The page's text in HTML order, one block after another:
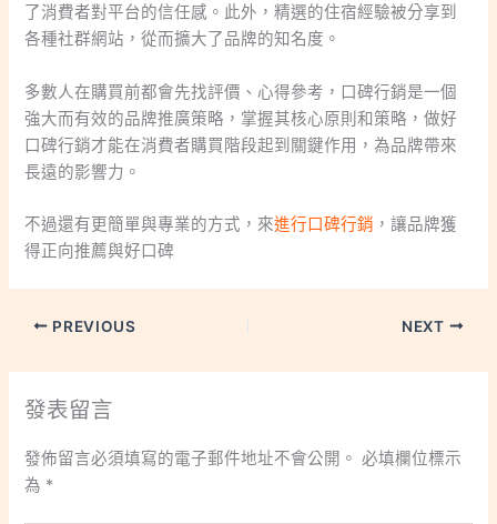
了消費者對平台的信任感。此外，精選的住宿經驗被分享到
各種社群網站，從而擴大了品牌的知名度。
多數人在購買前都會先找評價、心得參考，口碑行銷是一個
強大而有效的品牌推廣策略，掌握其核心原則和策略，做好
口碑行銷才能在消費者購買階段起到關鍵作用，為品牌帶來
長遠的影響力。
不過還有更簡單與專業的方式，來進行口碑行銷 ，讓品牌獲
得正向推薦與好口碑
PREVIOUS NEXT
發表留言
發佈留言必須填寫的電子郵件地址不會公開。 必填欄位標示
為 *